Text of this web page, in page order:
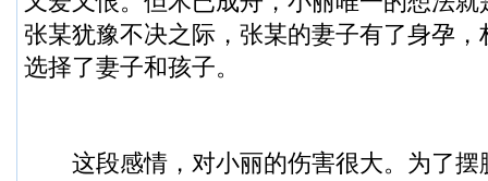
张某犹豫不决之际，张某的妻子有了身孕
选择了妻子和孩子。
这段感情，对小丽的伤害很大。为了摆